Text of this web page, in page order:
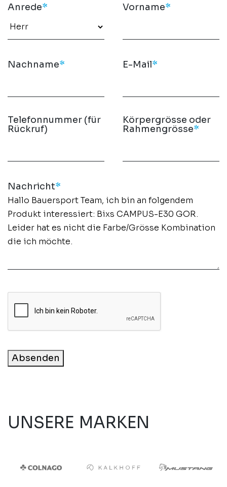
Anrede* Vorname*
Nachname* E-Mail*
Telefonnummer (für
Rückruf)
Körpergrösse oder
Rahmengrösse*
Nachricht*
Absenden
UNSERE MARKEN